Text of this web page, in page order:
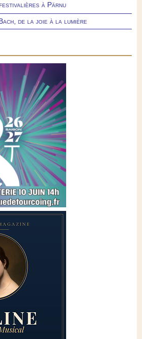
à Pärnu
de la joie à la lumière